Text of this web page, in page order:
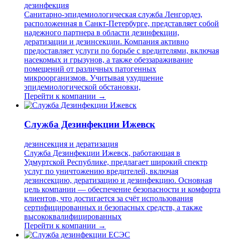
дезинфекция
Санитарно-эпидемиологическая служба Ленгордез,
расположенная в Санкт-Петербурге, представляет собой
надежного партнера в области дезинфекции,
дератизации и дезинсекции. Компания активно
предоставляет услуги по борьбе с вредителями, включая
насекомых и грызунов, а также обеззараживание
помещений от различных патогенных
микроорганизмов. Учитывая ухудшение
эпидемиологической обстановки,
Перейти к компании →
Служба Дезинфекции Ижевск
дезинсекция и дератизация
Служба Дезинфекции Ижевск, работающая в
Удмуртской Республике, предлагает широкий спектр
услуг по уничтожению вредителей, включая
дезинсекцию, дератизацию и дезинфекцию. Основная
цель компании — обеспечение безопасности и комфорта
клиентов, что достигается за счёт использования
сертифицированных и безопасных средств, а также
высококвалифицированных
Перейти к компании →